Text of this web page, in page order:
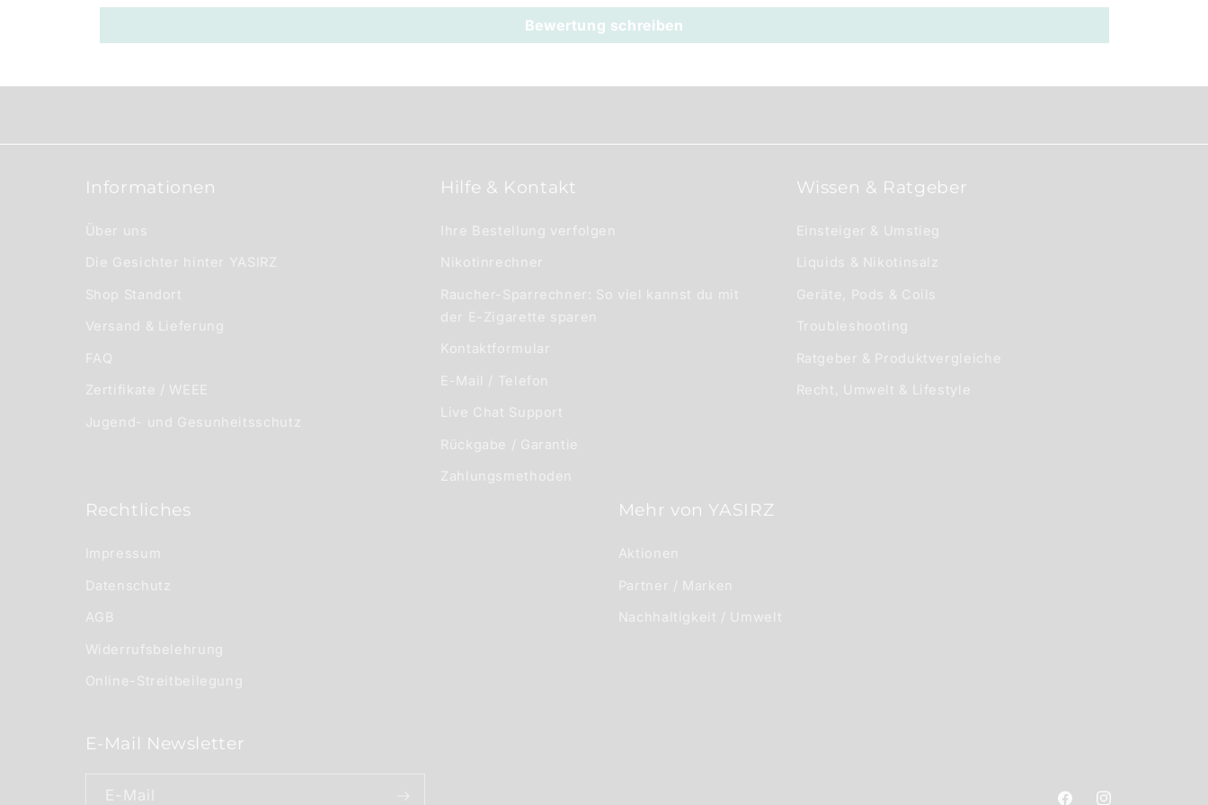
I
h
Bewertung schreiben
Informationen
Über uns
Die Gesichter hinter YASIRZ
Shop Standort
Versand & Lieferung
FAQ
Zertifikate / WEEE
Jugend- und Gesunheitsschutz
Hilfe & Kontakt
Ihre Bestellung verfolgen
Nikotinrechner
Raucher-Sparrechner: So viel kannst du mit
der E-Zigarette sparen
Kontaktformular
E-Mail / Telefon
Live Chat Support
Rückgabe / Garantie
Zahlungsmethoden
Wissen & Ratgeber
Einsteiger & Umstieg
Liquids & Nikotinsalz
Geräte, Pods & Coils
Troubleshooting
Ratgeber & Produktvergleiche
Recht, Umwelt & Lifestyle
Rechtliches
Impressum
Datenschutz
AGB
Widerrufsbelehrung
Online-Streitbeilegung
Mehr von YASIRZ
Aktionen
Partner / Marken
Nachhaltigkeit / Umwelt
E-Mail Newsletter
E-Mail